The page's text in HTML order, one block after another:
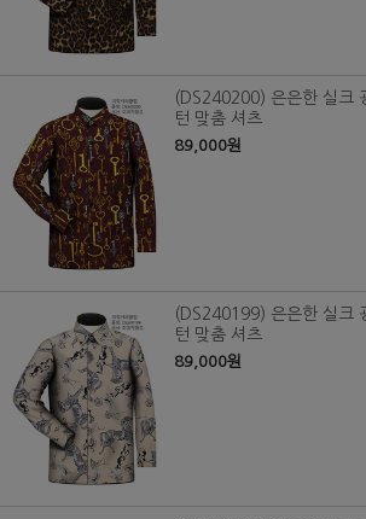
(DS240200) 은은한 실크
턴 맞춤 셔츠
89,000원
(DS240199) 은은한 실크
턴 맞춤 셔츠
89,000원